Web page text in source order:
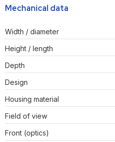
Mechanical data
Width / diameter
Height / length
Depth
Design
Housing material
Field of view
Front (optics)